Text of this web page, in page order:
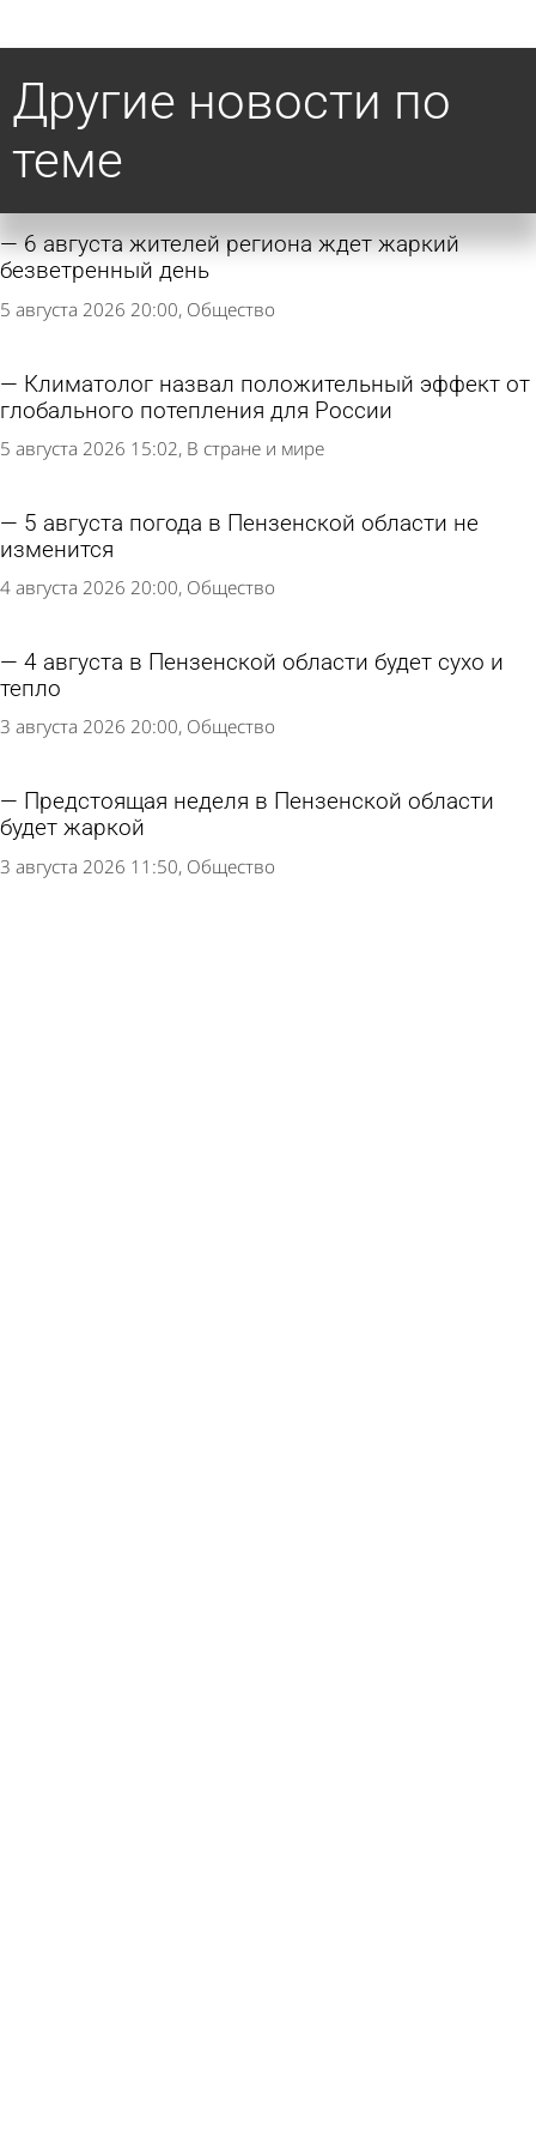
Другие новости по
теме
6 августа жителей региона ждет жаркий
безветренный день
5 августа 2026 20:00 Общество
Климатолог назвал положительный эффект от
глобального потепления для России
5 августа 2026 15:02 В стране и мире
5 августа погода в Пензенской области не
изменится
4 августа 2026 20:00 Общество
4 августа в Пензенской области будет сухо и
тепло
3 августа 2026 20:00 Общество
Предстоящая неделя в Пензенской области
будет жаркой
3 августа 2026 11:50 Общество